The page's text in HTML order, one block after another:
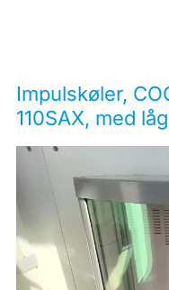
Impulskøler,
110SAX, med låg